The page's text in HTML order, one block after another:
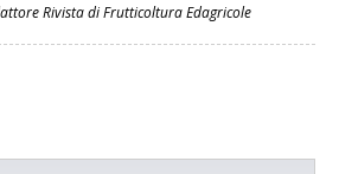
Rivista di Frutticoltura Edagricole